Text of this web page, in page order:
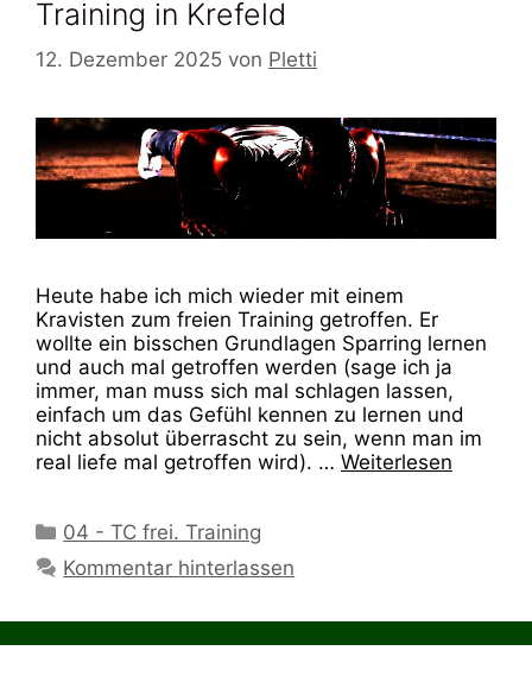
Training in Krefeld
12. Dezember 2025 von Pletti
Heute habe ich mich wieder mit einem
Kravisten zum freien Training getroffen. Er
wollte ein bisschen Grundlagen Sparring lernen
und auch mal getroffen werden (sage ich ja
immer, man muss sich mal schlagen lassen,
einfach um das Gefühl kennen zu lernen und
nicht absolut überrascht zu sein, wenn man im
real liefe mal getroffen wird). … Weiterlesen
Kategorien
04 - TC frei. Training
Kommentar hinterlassen